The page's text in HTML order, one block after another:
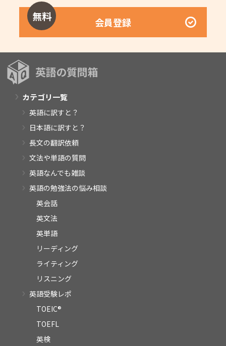
無料 会員登録
カテゴリ一覧
英語に訳すと？
日本語に訳すと？
長文の翻訳依頼
文法や単語の質問
英語なんでも雑談
英語の勉強法の悩み相談
英会話
英文法
英単語
リーディング
ライティング
リスニング
英語受験レポ
TOEIC®
TOEFL
英検